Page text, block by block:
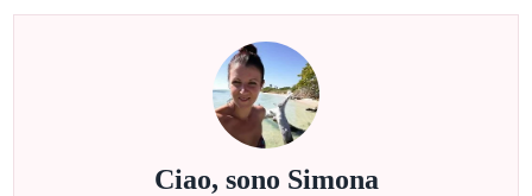
Ciao, sono Simona